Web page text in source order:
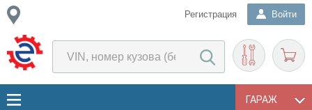
Регистрация Войти
ГАРАЖ